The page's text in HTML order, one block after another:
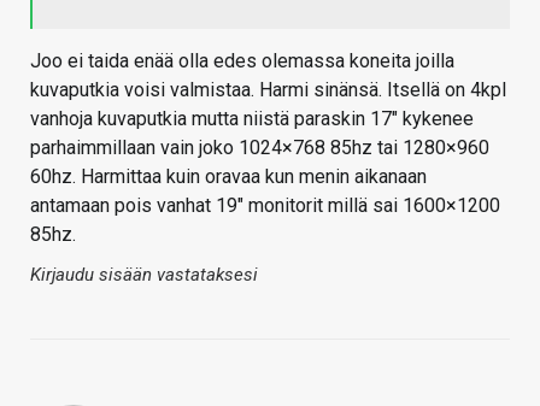
Joo ei taida enää olla edes olemassa koneita joilla
kuvaputkia voisi valmistaa. Harmi sinänsä. Itsellä on 4kpl
vanhoja kuvaputkia mutta niistä paraskin 17" kykenee
parhaimmillaan vain joko 1024×768 85hz tai 1280×960
60hz. Harmittaa kuin oravaa kun menin aikanaan
antamaan pois vanhat 19" monitorit millä sai 1600×1200
85hz.
Kirjaudu sisään vastataksesi